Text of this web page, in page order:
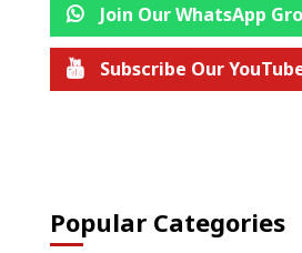
Join Our WhatsApp
Subscribe Our
Popular Categories